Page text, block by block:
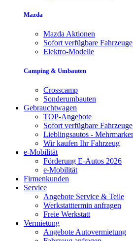
Mazda
Mazda Aktionen
Sofort verfügbare Fahrzeuge
Elektro-Modelle
Camping & Umbauten
Crosscamp
Sonderumbauten
Gebrauchtwagen
TOP-Angebote
Sofort verfügbare Fahrzeuge
Lieblingsautos -
Wir kaufen Ihr Fahrzeug
e-Mobilität
Förderung E-Autos 2026
e-Mobilität
Firmenkunden
Service
Angebote Service & Teile
Werkstatttermin anfragen
Freie Werkstatt
Vermietung
Angebote Autovermietung